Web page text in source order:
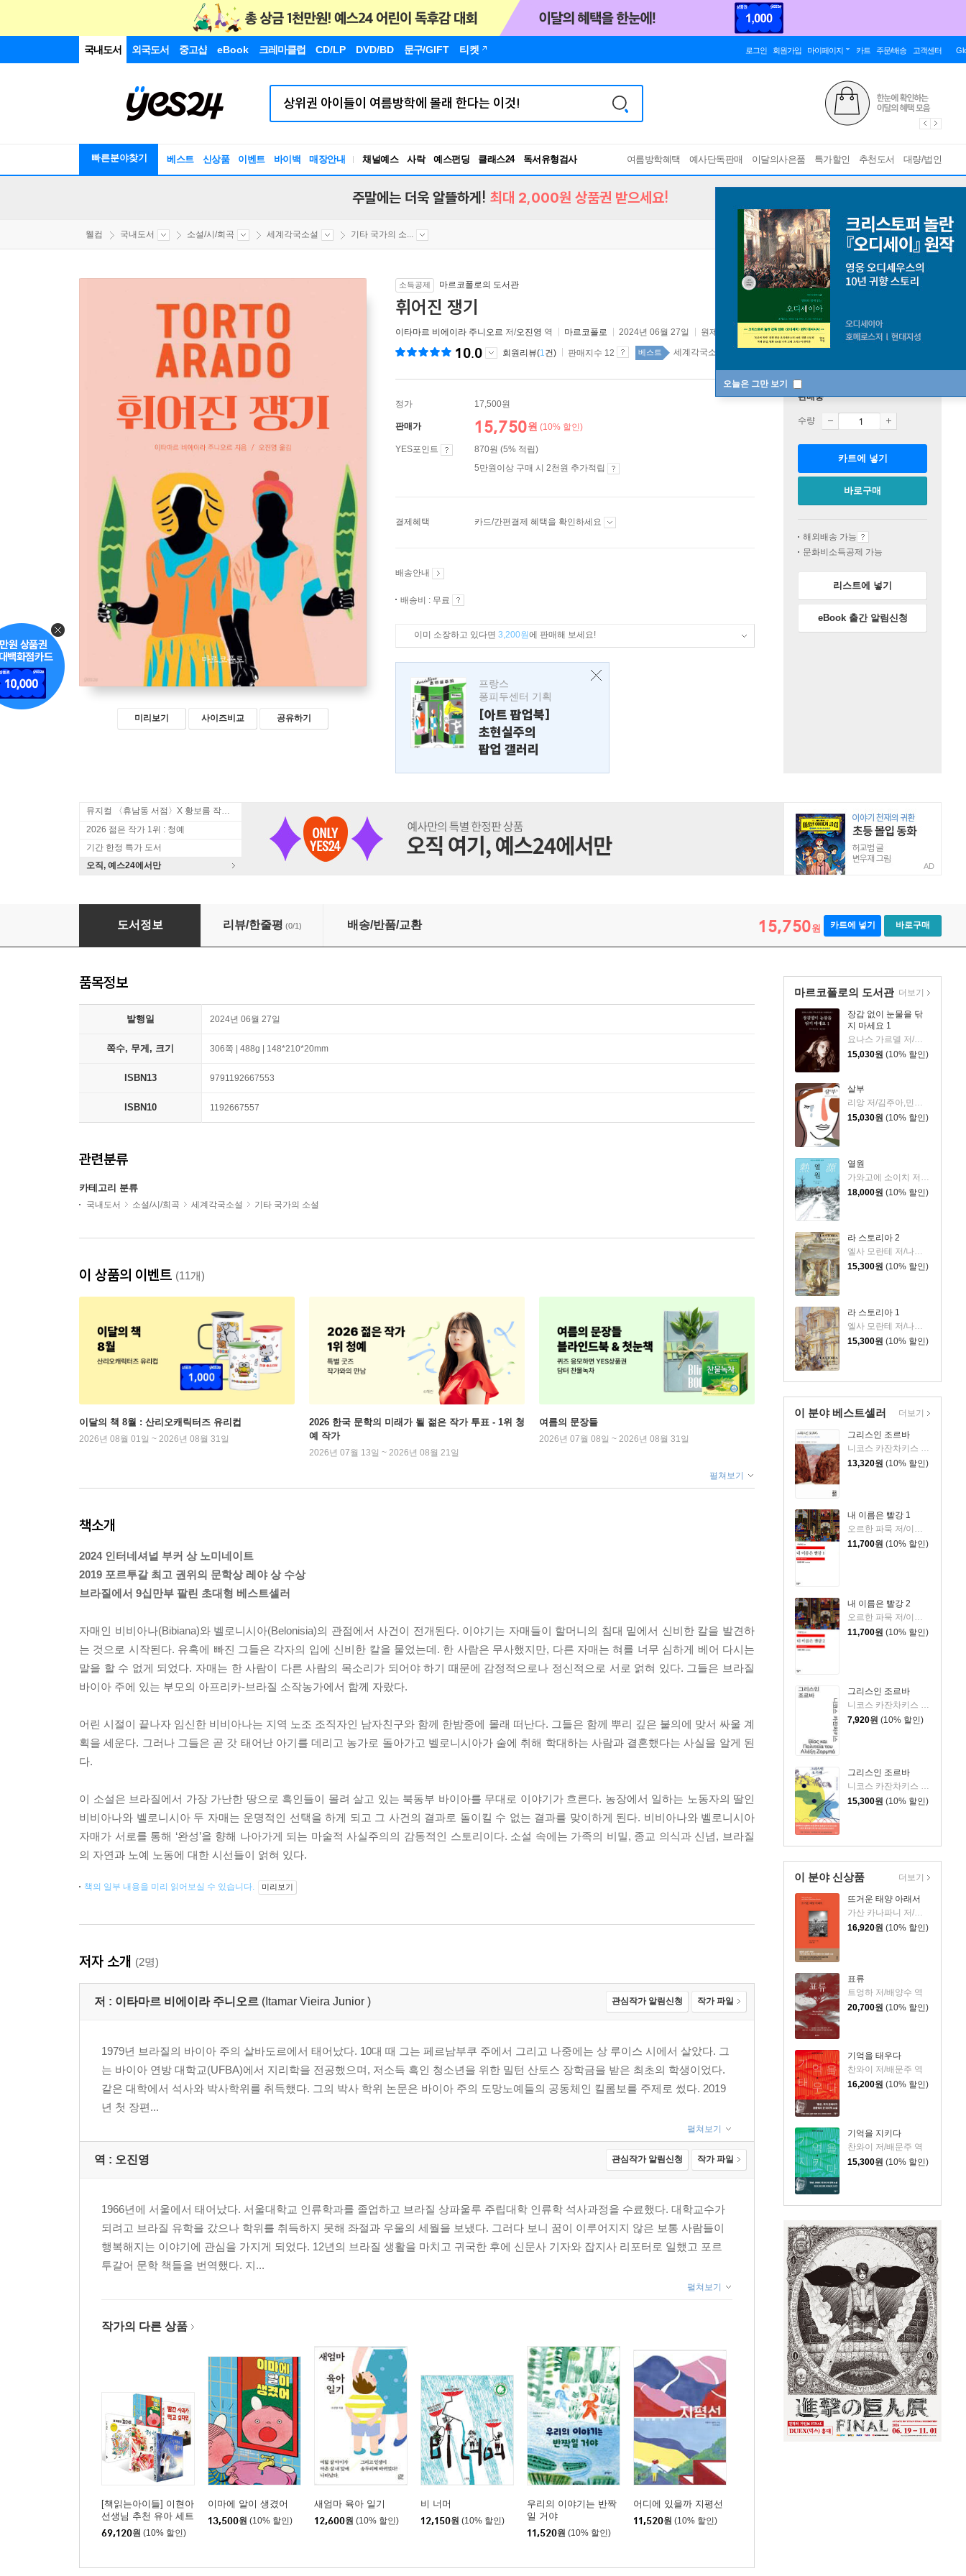
국내도서 외국도서 중고샵 eBook 크레마클럽 CD/LP DVD/BD 문구/GIFT 티켓 로그인 회원가입 마이페이지 카트 주문/배송 고객센터
빠른분야찾기 베스트 신상품 이벤트 바이백 매장안내 채널예스 사락 예스펀딩 클래스24
독서유형검사
RBTI Lab
여름방학혜택 예사단독판매 이달의사은품 특가할인 추천도서 대량/법인
오늘은 그만 보기
주말에는 더욱 알뜰하게! 최대 2,000원 상품권 받으세요!
웰컴 국내도서 소설/시/희곡 세계각국소설 기타 국가의 소...
미리보기 사이즈비교 공유하기
소득공제 마르코폴로의 도서관
휘어진 쟁기
이타마르 비에이라 주니오르 저/오진영 역 마르코폴로 2024년 06월 27일 원제 : Torto Arado
10.0 회원리뷰(1건) 판매지수 12 베스트 세계각국소설 top100 8주
정가 17,500원
판매가 15,750원 (10% 할인)
YES포인트
870원 (5% 적립)
5만원이상 구매 시 2천원 추가적립
결제혜택 카드/간편결제 혜택을 확인하세요
배송안내
배송비 : 무료
이미 소장하고 있다면 3,200원에 판매해 보세요!
프랑스
퐁피두센터 기획
[아트 팝업북]
초현실주의
팝업 갤러리
판매중
수량
카트에 넣기
바로구매
해외배송 가능
문화비소득공제 가능
리스트에 넣기
eBook 출간 알림신청
뮤지컬 〈휴남동 서점〉X 황보름 작가 북토크
2026 젊은 작가 1위 : 청예
기간 한정 특가 도서
오직, 예스24에서만
AD
휘어진 쟁기
도서정보 리뷰/한줄평 (0/1) 배송/반품/교환 15,750원 카트에 넣기 바로구매
마르코폴로의 도서관
장갑 없이 눈물을 닦
지 마세요 1
요나스 가르델 저/윤지산 역
15,030원 (10% 할인)
살부
리앙 저/김주아,민경만 역
15,030원 (10% 할인)
열원
18,000원 (10% 할인)
라 스토리아 2
엘사 모란테 저/나윤덕 역
15,300원 (10% 할인)
라 스토리아 1
엘사 모란테 저/나윤덕 역
15,300원 (10% 할인)
더보기
이 분야 베스트셀러
그리스인 조르바
니코스 카잔차키스 저/이윤기 역
13,320원 (10% 할인)
내 이름은 빨강 1
11,700원 (10% 할인)
내 이름은 빨강 2
11,700원 (10% 할인)
그리스인 조르바
7,920원 (10% 할인)
그리스인 조르바
니코스 카잔차키스 저/김욱동 역
15,300원 (10% 할인)
더보기
이 분야 신상품
뜨거운 태양 아래서
가산 카나파니 저/윤희환 역
16,920원 (10% 할인)
표류
트엉하 저/배양수 역
20,700원 (10% 할인)
기억을 태우다
찬와이 저/배문주 역
16,200원 (10% 할인)
기억을 지키다
찬와이 저/배문주 역
15,300원 (10% 할인)
더보기
품목정보
발행일 2024년 06월 27일
쪽수, 무게, 크기 306쪽 | 488g | 148*210*20mm
ISBN13 9791192667553
ISBN10 1192667557
관련분류
카테고리 분류
국내도서 소설/시/희곡 세계각국소설 기타 국가의 소설
이 상품의 이벤트 (11개)
이달의 책 8월 : 산리오캐릭터즈 유리컵
2026년 08월 01일 ~ 2026년 08월 31일
2026 한국 문학의 미래가 될 젊은 작가 투표 - 1위 청
예 작가
2026년 07월 13일 ~ 2026년 08월 21일
여름의 문장들
2026년 07월 08일 ~ 2026년 08월 31일
펼쳐보기
책소개
2024 인터네셔널 부커 상 노미네이트
2019 포르투갈 최고 권위의 문학상 레야 상 수상
브라질에서 9십만부 팔린 초대형 베스트셀러
자매인 비비아나(Bibiana)와 벨로니시아(Belonisia)의 관점에서 사건이 전개된다. 이야기는 자매들이 할머니의 침대 밑에서 신비한 칼을 발견하
는 것으로 시작된다. 유혹에 빠진 그들은 각자의 입에 신비한 칼을 물었는데. 한 사람은 무사했지만, 다른 자매는 혀를 너무 심하게 베어 다시는
말을 할 수 없게 되었다. 자매는 한 사람이 다른 사람의 목소리가 되어야 하기 때문에 감정적으로나 정신적으로 서로 얽혀 있다. 그들은 브라질
바이아 주에 있는 부모의 아프리카-브라질 소작농가에서 함께 자랐다.
어린 시절이 끝나자 임신한 비비아나는 지역 노조 조직자인 남자친구와 함께 한밤중에 몰래 떠난다. 그들은 함께 뿌리 깊은 불의에 맞서 싸울 계
획을 세운다. 그러나 그들은 곧 갓 태어난 아기를 데리고 농가로 돌아가고 벨로니시아가 술에 취해 학대하는 사람과 결혼했다는 사실을 알게 된
다.
이 소설은 브라질에서 가장 가난한 땅으로 흑인들이 몰려 살고 있는 북동부 바이아를 무대로 이야기가 흐른다. 농장에서 일하는 노동자의 딸인
비비아나와 벨로니시아 두 자매는 운명적인 선택을 하게 되고 그 사건의 결과로 돌이킬 수 없는 결과를 맞이하게 된다. 비비아나와 벨로니시아
자매가 서로를 통해 ‘완성’을 향해 나아가게 되는 마술적 사실주의의 감동적인 스토리이다. 소설 속에는 가족의 비밀, 종교 의식과 신념, 브라질
의 자연과 노예 노동에 대한 시선들이 얽혀 있다.
책의 일부 내용을 미리 읽어보실 수 있습니다. 미리보기
저자 소개 (2명)
저 : 이타마르 비에이라 주니오르 (Itamar Vieira Junior ) 관심작가 알림신청 작가 파일
1979년 브라질의 바이아 주의 살바도르에서 태어났다. 10대 때 그는 페르남부쿠 주에서 그리고 나중에는 상 루이스 시에서 살았다. 그
는 바이아 연방 대학교(UFBA)에서 지리학을 전공했으며, 저소득 흑인 청소년을 위한 밀턴 산토스 장학금을 받은 최초의 학생이었다.
같은 대학에서 석사와 박사학위를 취득했다. 그의 박사 학위 논문은 바이아 주의 도망노예들의 공동체인 킬롬보를 주제로 썼다. 2019
년 첫 장편...
펼쳐보기
역 : 오진영 관심작가 알림신청 작가 파일
1966년에 서울에서 태어났다. 서울대학교 인류학과를 졸업하고 브라질 상파울루 주립대학 인류학 석사과정을 수료했다. 대학교수가
되려고 브라질 유학을 갔으나 학위를 취득하지 못해 좌절과 우울의 세월을 보냈다. 그러다 보니 꿈이 이루어지지 않은 보통 사람들이
행복해지는 이야기에 관심을 가지게 되었다. 12년의 브라질 생활을 마치고 귀국한 후에 신문사 기자와 잡지사 리포터로 일했고 포르
투갈어 문학 책들을 번역했다. 지...
펼쳐보기
작가의 다른 상품
[책읽는아이들] 이현아
선생님 추천 유아 세트
69,120원 (10% 할인)
이마에 알이 생겼어
13,500원 (10% 할인)
새엄마 육아 일기
12,600원 (10% 할인)
비 너머
12,150원 (10% 할인)
우리의 이야기는 반짝
일 거야
11,520원 (10% 할인)
어디에 있을까 지평선
11,520원 (10% 할인)